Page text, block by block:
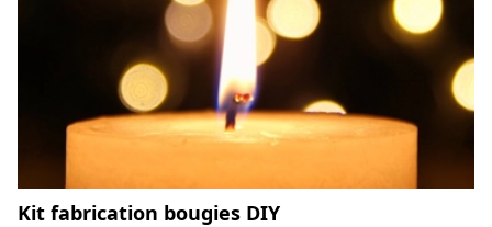
Kit fabrication bougies DIY